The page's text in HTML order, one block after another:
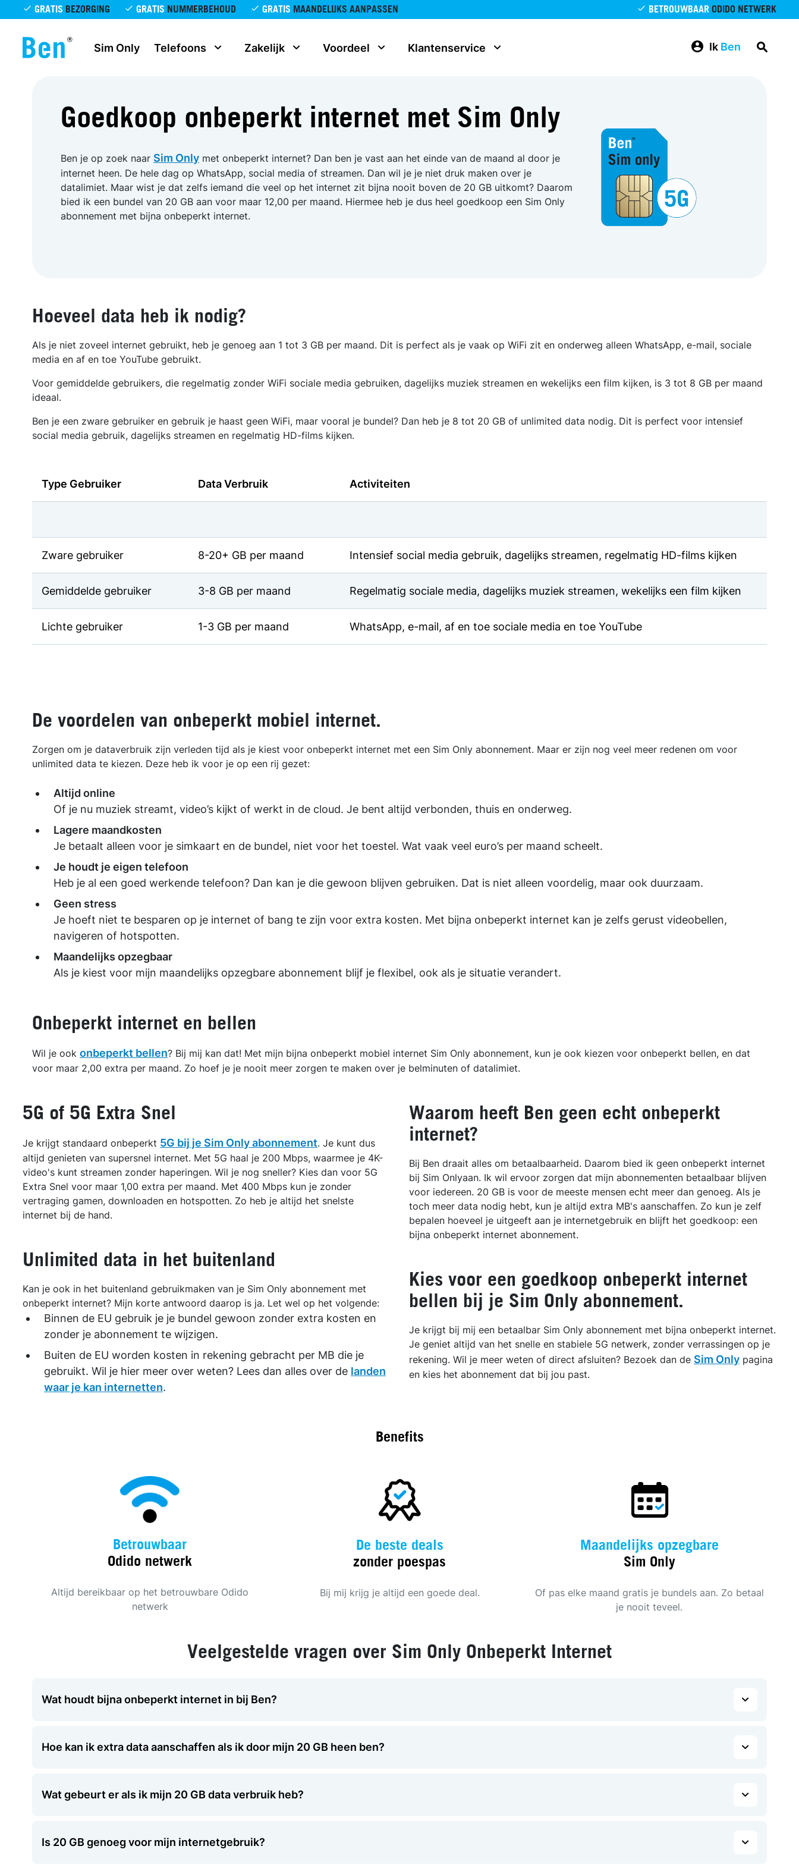
Overslaan en naar de inhoud gaan
GRATIS BEZORGING GRATIS NUMMERBEHOUD GRATIS MAANDELIJKS AANPASSEN BETROUWBAAR ODIDO NETWERK
Sim Only Telefoons Zakelijk Voordeel Klantenservice Ik Ben
Goedkoop onbeperkt internet met Sim Only
Ben je op zoek naar Sim Only met onbeperkt internet? Dan ben je vast aan het einde van de maand al door je
internet heen. De hele dag op WhatsApp, social media of streamen. Dan wil je je niet druk maken over je
datalimiet. Maar wist je dat zelfs iemand die veel op het internet zit bijna nooit boven de 20 GB uitkomt? Daarom
bied ik een bundel van 20 GB aan voor maar 12,00 per maand. Hiermee heb je dus heel goedkoop een Sim Only
abonnement met bijna onbeperkt internet.
Hoeveel data heb ik nodig?
Als je niet zoveel internet gebruikt, heb je genoeg aan 1 tot 3 GB per maand. Dit is perfect als je vaak op WiFi zit en onderweg alleen WhatsApp, e-mail, sociale
media en af en toe YouTube gebruikt.
Voor gemiddelde gebruikers, die regelmatig zonder WiFi sociale media gebruiken, dagelijks muziek streamen en wekelijks een film kijken, is 3 tot 8 GB per maand
ideaal.
Ben je een zware gebruiker en gebruik je haast geen WiFi, maar vooral je bundel? Dan heb je 8 tot 20 GB of unlimited data nodig. Dit is perfect voor intensief
social media gebruik, dagelijks streamen en regelmatig HD-films kijken.
Type Gebruiker Data Verbruik Activiteiten
Zware gebruiker 8-20+ GB per maand Intensief social media gebruik, dagelijks streamen, regelmatig HD-films kijken
Gemiddelde gebruiker 3-8 GB per maand Regelmatig sociale media, dagelijks muziek streamen, wekelijks een film kijken
Lichte gebruiker 1-3 GB per maand WhatsApp, e-mail, af en toe sociale media en toe YouTube
De voordelen van onbeperkt mobiel internet.
Zorgen om je dataverbruik zijn verleden tijd als je kiest voor onbeperkt internet met een Sim Only abonnement. Maar er zijn nog veel meer redenen om voor
unlimited data te kiezen. Deze heb ik voor je op een rij gezet:
Altijd online
Of je nu muziek streamt, video’s kijkt of werkt in de cloud. Je bent altijd verbonden, thuis en onderweg.
Lagere maandkosten
Je betaalt alleen voor je simkaart en de bundel, niet voor het toestel. Wat vaak veel euro’s per maand scheelt.
Je houdt je eigen telefoon
Heb je al een goed werkende telefoon? Dan kan je die gewoon blijven gebruiken. Dat is niet alleen voordelig, maar ook duurzaam.
Geen stress
Je hoeft niet te besparen op je internet of bang te zijn voor extra kosten. Met bijna onbeperkt internet kan je zelfs gerust videobellen,
navigeren of hotspotten.
Maandelijks opzegbaar
Als je kiest voor mijn maandelijks opzegbare abonnement blijf je flexibel, ook als je situatie verandert.
Onbeperkt internet en bellen
Wil je ook onbeperkt bellen? Bij mij kan dat! Met mijn bijna onbeperkt mobiel internet Sim Only abonnement, kun je ook kiezen voor onbeperkt bellen, en dat
voor maar 2,00 extra per maand. Zo hoef je je nooit meer zorgen te maken over je belminuten of datalimiet.
5G of 5G Extra Snel
Je krijgt standaard onbeperkt 5G bij je Sim Only abonnement. Je kunt dus
altijd genieten van supersnel internet. Met 5G haal je 200 Mbps, waarmee je 4K-
video's kunt streamen zonder haperingen. Wil je nog sneller? Kies dan voor 5G
Extra Snel voor maar 1,00 extra per maand. Met 400 Mbps kun je zonder
vertraging gamen, downloaden en hotspotten. Zo heb je altijd het snelste
internet bij de hand.
Unlimited data in het buitenland
Kan je ook in het buitenland gebruikmaken van je Sim Only abonnement met
onbeperkt internet? Mijn korte antwoord daarop is ja. Let wel op het volgende:
Binnen de EU gebruik je je bundel gewoon zonder extra kosten en
zonder je abonnement te wijzigen.
Buiten de EU worden kosten in rekening gebracht per MB die je
gebruikt. Wil je hier meer over weten? Lees dan alles over de landen
waar je kan internetten.
Waarom heeft Ben geen echt onbeperkt
internet?
Bij Ben draait alles om betaalbaarheid. Daarom bied ik geen onbeperkt internet
bij Sim Onlyaan. Ik wil ervoor zorgen dat mijn abonnementen betaalbaar blijven
voor iedereen. 20 GB is voor de meeste mensen echt meer dan genoeg. Als je
toch meer data nodig hebt, kun je altijd extra MB's aanschaffen. Zo kun je zelf
bepalen hoeveel je uitgeeft aan je internetgebruik en blijft het goedkoop: een
bijna onbeperkt internet abonnement.
Kies voor een goedkoop onbeperkt internet
bellen bij je Sim Only abonnement.
Je krijgt bij mij een betaalbar Sim Only abonnement met bijna onbeperkt internet.
Je geniet altijd van het snelle en stabiele 5G netwerk, zonder verrassingen op je
rekening. Wil je meer weten of direct afsluiten? Bezoek dan de Sim Only pagina
en kies het abonnement dat bij jou past.
Benefits
Betrouwbaar
Odido netwerk
Altijd bereikbaar op het betrouwbare Odido
netwerk
De beste deals
zonder poespas
Bij mij krijg je altijd een goede deal.
Maandelijks opzegbare
Sim Only
Of pas elke maand gratis je bundels aan. Zo betaal
je nooit teveel.
Veelgestelde vragen over Sim Only Onbeperkt Internet
Wat houdt bijna onbeperkt internet in bij Ben?
Hoe kan ik extra data aanschaffen als ik door mijn 20 GB heen ben?
Wat gebeurt er als ik mijn 20 GB data verbruik heb?
Is 20 GB genoeg voor mijn internetgebruik?